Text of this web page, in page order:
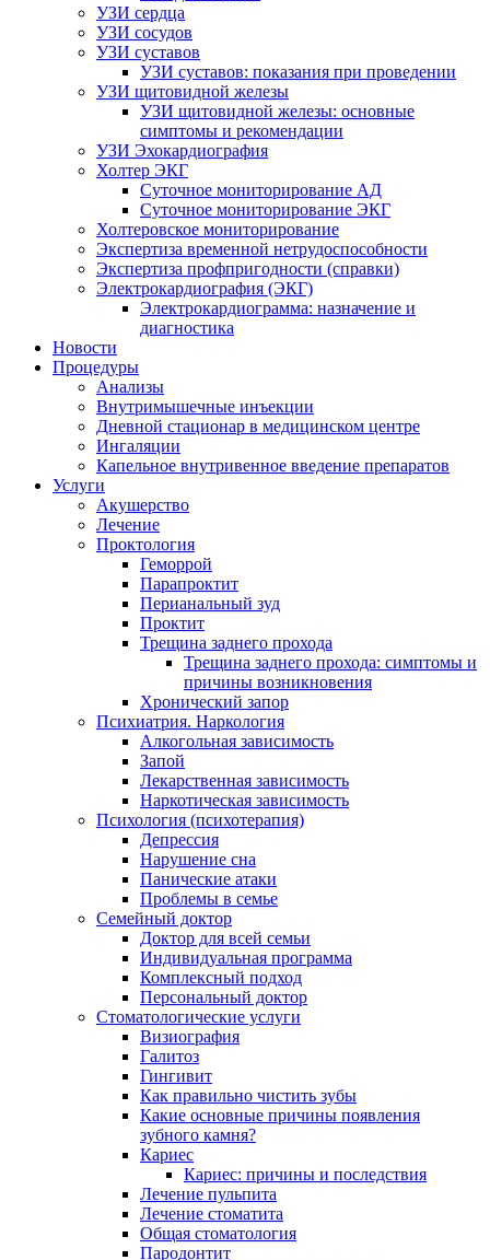
УЗИ сердца
УЗИ сосудов
УЗИ суставов
УЗИ суставов: показания при проведении
УЗИ щитовидной железы
УЗИ щитовидной железы: основные
симптомы и рекомендации
УЗИ Эхокардиография
Холтер ЭКГ
Суточное мониторирование АД
Суточное мониторирование ЭКГ
Холтеровское мониторирование
Экспертиза временной нетрудоспособности
Экспертиза профпригодности (справки)
Электрокардиография (ЭКГ)
Электрокардиограмма: назначение и
диагностика
Новости
Процедуры
Анализы
Внутримышечные инъекции
Дневной стационар в медицинском центре
Ингаляции
Капельное внутривенное введение препаратов
Услуги
Акушерство
Лечение
Проктология
Геморрой
Парапроктит
Перианальный зуд
Проктит
Трещина заднего прохода
Трещина заднего прохода: симптомы и
причины возникновения
Хронический запор
Психиатрия. Наркология
Алкогольная зависимость
Запой
Лекарственная зависимость
Наркотическая зависимость
Психология (психотерапия)
Депрессия
Нарушение сна
Панические атаки
Проблемы в семье
Семейный доктор
Доктор для всей семьи
Индивидуальная программа
Комплексный подход
Персональный доктор
Стоматологические услуги
Визиография
Галитоз
Гингивит
Как правильно чистить зубы
Какие основные причины появления
зубного камня?
Кариес
Кариес: причины и последствия
Лечение пульпита
Лечение стоматита
Общая стоматология
Пародонтит